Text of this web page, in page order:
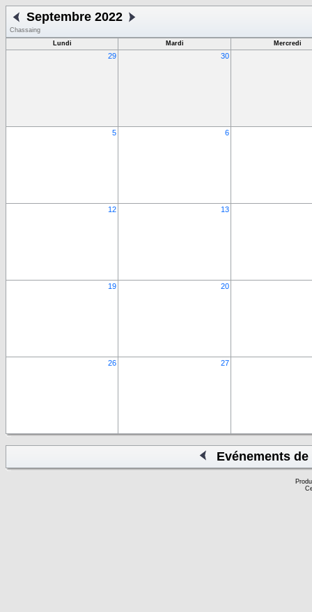
Septembre 2022
Chassaing
Lundi
Mardi Mercredi
29 30
5 6
12 13
19 20
26 27
Evénements